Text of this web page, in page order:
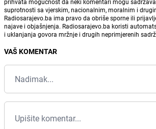
suprotnosti sa vjerskim, nacionalnim, moralnim i
Radiosarajevo.ba ima pravo da obriše sporne ili
najave i objašnjenja. Radiosarajevo.ba koristi
i uklanjanja govora mržnje i drugih neprimjerenih
VAŠ KOMENTAR